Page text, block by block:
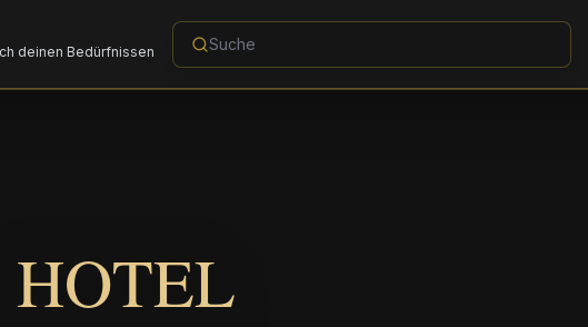
deinen Bedürfnissen